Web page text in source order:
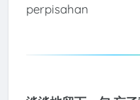
perpisahan